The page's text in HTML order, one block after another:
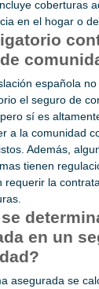
coberturas
en el hogar o
española
el seguro de
sí es
a la comunidad
Además,
tienen
requerir la
en un
asegurada se